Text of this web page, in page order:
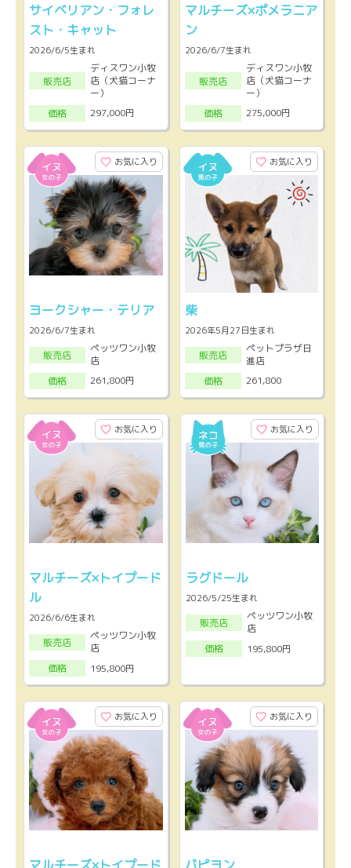
サイベリアン・フォレ
スト・キャット
2026/6/5生まれ
販売店
ディスワン小牧
店（犬猫コーナ
ー）
価格
297,000円
マルチーズ×ポメラニア
ン
2026/6/7生まれ
販売店
ディスワン小牧
店（犬猫コーナ
ー）
価格
275,000円
お気に入り
ヨークシャー・テリア
2026/6/7生まれ
販売店
ペッツワン小牧
店
価格
261,800円
お気に入り
柴
2026年5月27日生まれ
販売店
ペットプラザ日
進店
価格
261,800
お気に入り
マルチーズ×トイプード
ル
2026/6/6生まれ
販売店
ペッツワン小牧
店
価格
195,800円
お気に入り
ラグドール
2026/5/25生まれ
販売店
ペッツワン小牧
店
価格
195,800円
お気に入り お気に入り